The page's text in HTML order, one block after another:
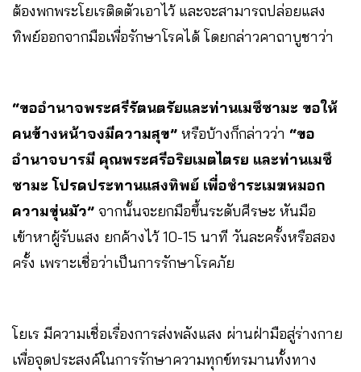
ต้องพกพระโยเรติดตัวเอาไว้ และจะสามารถปล่อยแสง
ทิพย์ออกจากมือเพื่อรักษาโรคได้ โดยกล่าวคาถาบูชาว่า
“ขออำนาจพระศรีรัตนตรัยและท่านเมซึซามะ ขอให้
คนข้างหน้าจงมีความสุข” หรือบ้างก็กล่าวว่า “ขอ
อำนาจบารมี คุณพระศรีอริยเมตไตรย และท่านเมซึ
ซามะ โปรดประทานแสงทิพย์ เพื่อชำระเมฆหมอก
ความขุ่นมัว” จากนั้นจะยกมือขึ้นระดับศีรษะ หันมือ
เข้าหาผู้รับแสง ยกค้างไว้ 10-15 นาที วันละครั้งหรือสอง
ครั้ง เพราะเชื่อว่าเป็นการรักษาโรคภัย
โยเร มีความเชื่อเรื่องการส่งพลังแสง ผ่านฝ่ามือสู่ร่างกาย
เพื่อจุดประสงค์ในการรักษาความทุกข์ทรมานทั้งทาง